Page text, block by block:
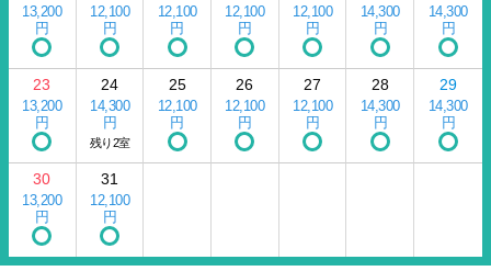
13,200
円
12,100
円
12,100
円
12,100
円
12,100
円
14,300
円
14,300
円
23
13,200
円
24
14,300
円
残り2室
25
12,100
円
26
12,100
円
27
12,100
円
28
14,300
円
29
14,300
円
30
13,200
円
31
12,100
円